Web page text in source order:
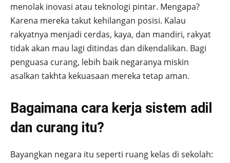
menolak inovasi atau teknologi pintar. Mengapa?
Karena mereka takut kehilangan posisi. Kalau
rakyatnya menjadi cerdas, kaya, dan mandiri, rakyat
tidak akan mau lagi ditindas dan dikendalikan. Bagi
penguasa curang, lebih baik negaranya miskin
asalkan takhta kekuasaan mereka tetap aman.
Bagaimana cara kerja sistem adil
dan curang itu?
Bayangkan negara itu seperti ruang kelas di sekolah: